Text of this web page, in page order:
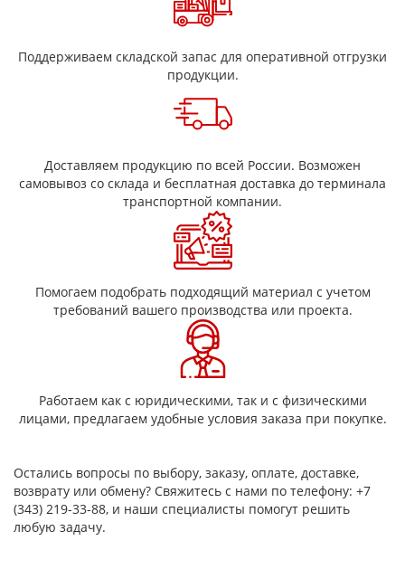
Поддерживаем складской запас для оперативной отгрузки
продукции.
Доставляем продукцию по всей России. Возможен
самовывоз со склада и бесплатная доставка до терминала
транспортной компании.
Помогаем подобрать подходящий материал с учетом
требований вашего производства или проекта.
Работаем как с юридическими, так и с физическими
лицами, предлагаем удобные условия заказа при покупке.
Остались вопросы по выбору, заказу, оплате, доставке,
возврату или обмену? Свяжитесь с нами по телефону: +7
(343) 219-33-88, и наши специалисты помогут решить
любую задачу.